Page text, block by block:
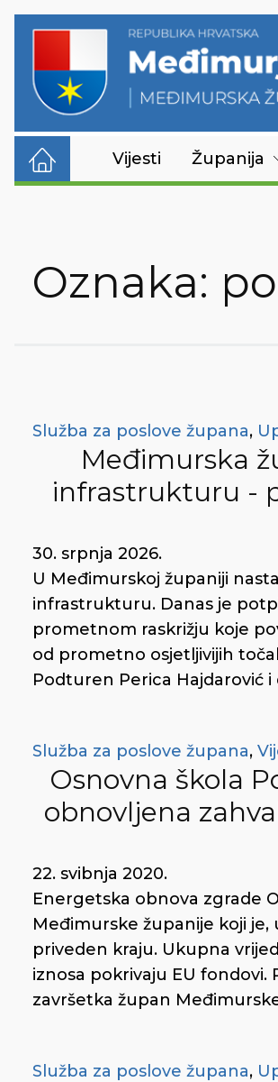
Vijesti Županija
Oznaka:
Služba za poslove župana,
Međimurska
infrastrukturu -
30. srpnja 2026.
U Međimurskoj županiji
infrastrukturu. Danas je
prometnom raskrižju koje
od prometno osjetljivijih
Podturen Perica Hajdarović
Služba za poslove župana,
Osnovna škola
obnovljena
22. svibnja 2020.
Energetska obnova zgrade
Međimurske županije koji
priveden kraju. Ukupna
iznosa pokrivaju EU
završetka župan
Služba za poslove župana,